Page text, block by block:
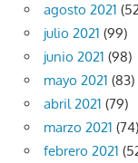
agosto 2021
julio 2021 (99)
junio 2021 (98)
mayo 2021 (83)
abril 2021 (79)
marzo 2021 (74)
febrero 2021